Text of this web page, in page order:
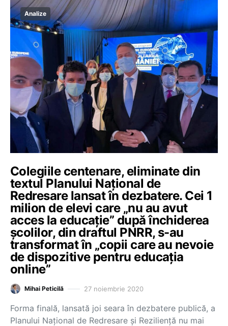
Analize
Colegiile centenare, eliminate din
textul Planului Național de
Redresare lansat în dezbatere. Cei 1
milion de elevi care „nu au avut
acces la educație” după închiderea
școlilor, din draftul PNRR, s-au
transformat în „copii care au nevoie
de dispozitive pentru educația
online”
Mihai Peticilă 27 noiembrie 2020
Forma finală, lansată joi seara în dezbatere publică, a
Planului Național de Redresare și Reziliență nu mai